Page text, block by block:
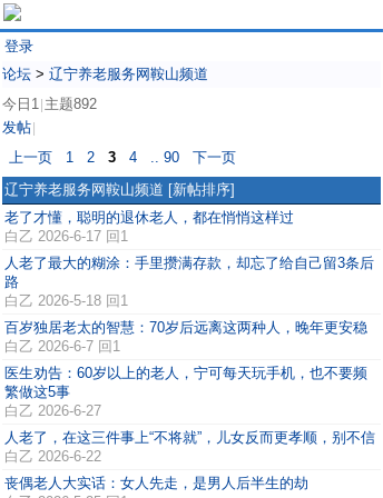
登录
论坛 > 辽宁养老服务网鞍山频道
今日1 主题892
发帖
上一页 1 2 3 4 .. 90
下一页
辽宁养老服务网鞍山频道 [新帖排序]
老了才懂，聪明的退休老人，都在悄悄这样过
白乙 2026-6-17 回1
人老了最大的糊涂：手里攒满存款，却忘了给自己留3条后
路
白乙 2026-5-18 回1
百岁独居老太的智慧：70岁后远离这两种人，晚年更安稳
白乙 2026-6-7 回1
医生劝告：60岁以上的老人，宁可每天玩手机，也不要频
繁做这5事
白乙 2026-6-27
人老了，在这三件事上“不将就”，儿女反而更孝顺，别不信
白乙 2026-6-22
丧偶老人大实话：女人先走，是男人后半生的劫